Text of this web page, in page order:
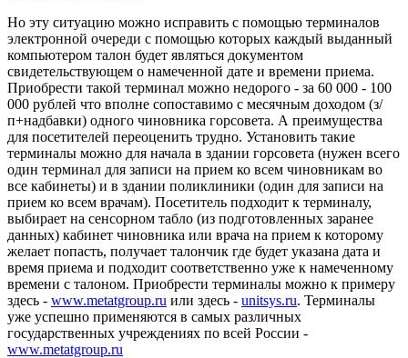
Но эту ситуацию можно исправить с помощью терминалов
электронной очереди с помощью которых каждый выданный
компьютером талон будет являться документом
свидетельствующем о намеченной дате и времени приема.
Приобрести такой терминал можно недорого - за 60 000 - 100
000 рублей что вполне сопоставимо с месячным доходом (з/
п+надбавки) одного чиновника горсовета. А преимущества
для посетителей переоценить трудно. Установить такие
терминалы можно для начала в здании горсовета (нужен всего
один терминал для записи на прием ко всем чиновникам во
все кабинеты) и в здании поликлиники (один для записи на
прием ко всем врачам). Посетитель подходит к терминалу,
выбирает на сенсорном табло (из подготовленных заранее
данных) кабинет чиновника или врача на прием к которому
желает попасть, получает талончик где будет указана дата и
время приема и подходит соответственно уже к намеченному
времени с талоном. Приобрести терминалы можно к примеру
здесь - www.metatgroup.ru или здесь - unitsys.ru. Терминалы
уже успешно применяются в самых различных
государственных учреждениях по всей России -
www.metatgroup.ru